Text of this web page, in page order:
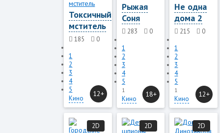
Токсичный
мститель
185
0
1
2
3
4
5
Кино
12+
Рыжая
Соня
283
0
1
2
3
4
5
1
Кино
18+
Не одна
дома 2
215
0
1
2
3
4
5
1
Кино
12+
2D 2D 2D